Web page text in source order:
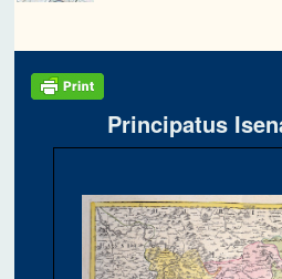
Principatus